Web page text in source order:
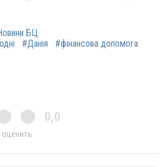
БЦ
#Данія #фінансова допомога
0,0